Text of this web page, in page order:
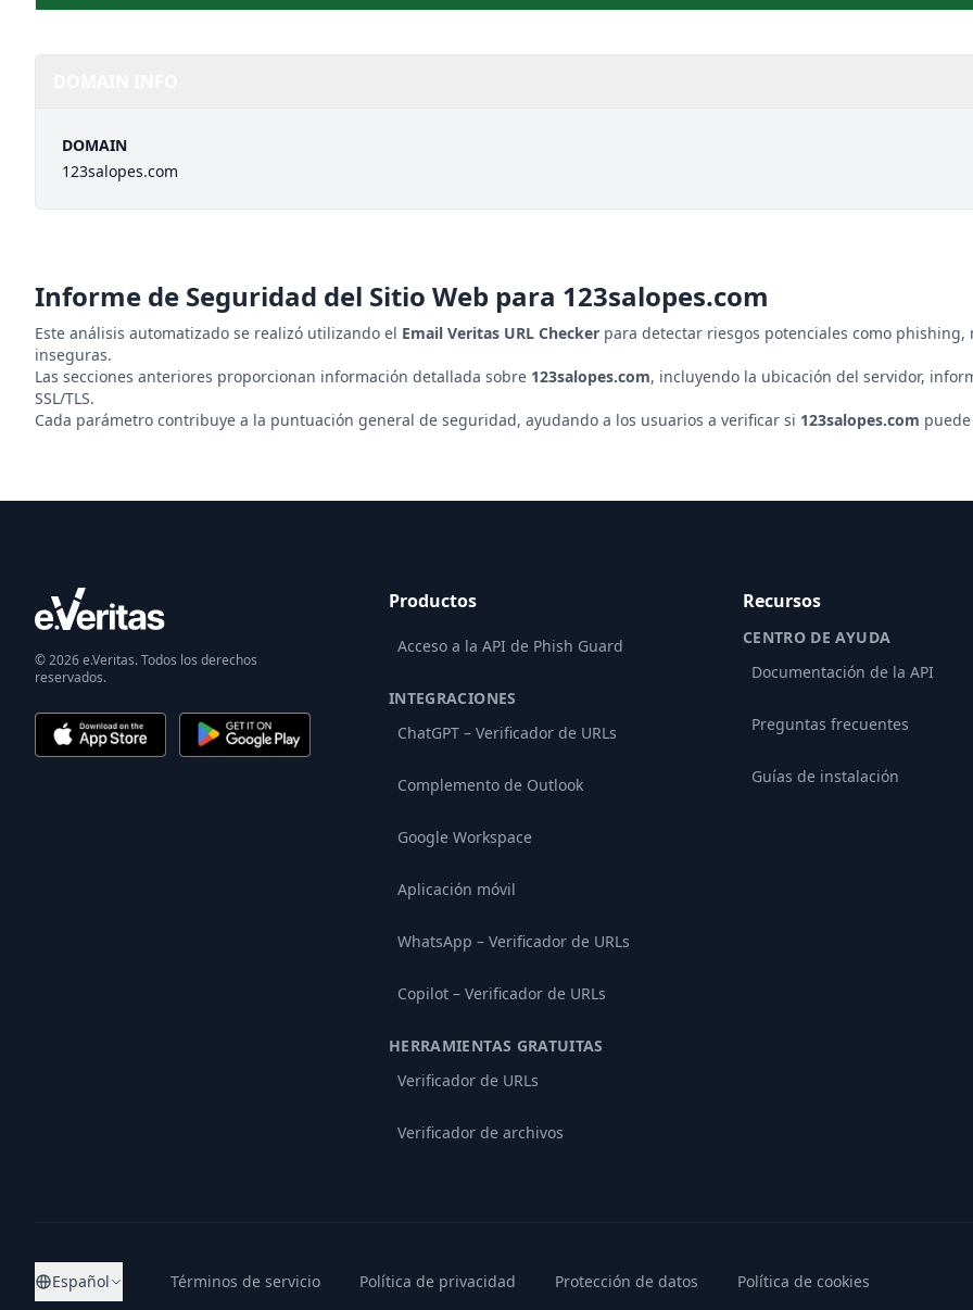
DOMAIN
123salopes.com
Informe de Seguridad del Sitio Web para 123salopes.com
Este análisis automatizado se realizó utilizando el Email Veritas URL Checker para detectar riesgos potenciales como
inseguras.
Las secciones anteriores proporcionan información detallada sobre 123salopes.com, incluyendo la ubicación del servidor,
SSL/TLS.
Cada parámetro contribuye a la puntuación general de seguridad, ayudando a los usuarios a verificar si 123salopes.com
© 2026 e.Veritas. Todos los derechos
reservados.
Productos
Acceso a la API de Phish Guard
INTEGRACIONES
ChatGPT – Verificador de URLs
Complemento de Outlook
Google Workspace
Aplicación móvil
WhatsApp – Verificador de URLs
Copilot – Verificador de URLs
HERRAMIENTAS GRATUITAS
Verificador de URLs
Verificador de archivos
Recursos
CENTRO DE AYUDA
Documentación de la API
Preguntas frecuentes
Guías de instalación
Español Términos de servicio Política de privacidad Protección de datos Política de cookies